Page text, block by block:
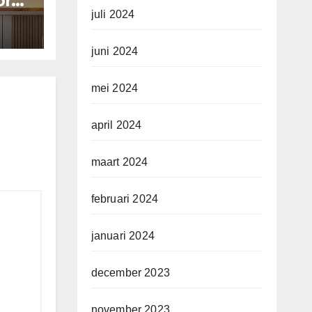
juli 2024
juni 2024
mei 2024
april 2024
maart 2024
februari 2024
januari 2024
december 2023
november 2023